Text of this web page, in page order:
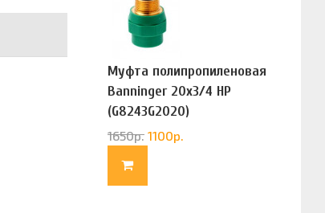
Муфта полипропиленовая
Banninger 20х3/4 НР
(G8243G2020)
1650р. 1100р.